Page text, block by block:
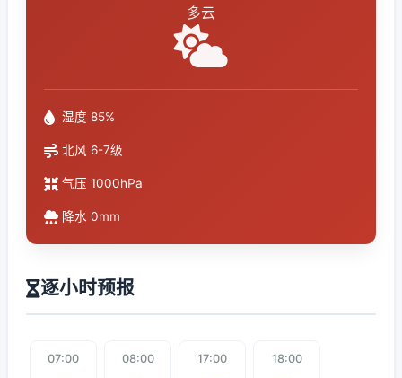
多云
湿度 85%
北风 6-7级
气压 1000hPa
降水 0mm
逐小时预报
07:00 08:00 17:00 18:00